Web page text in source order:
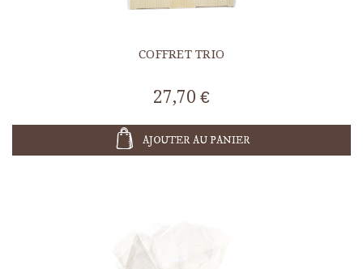
COFFRET TRIO
27,70 €
AJOUTER AU PANIER